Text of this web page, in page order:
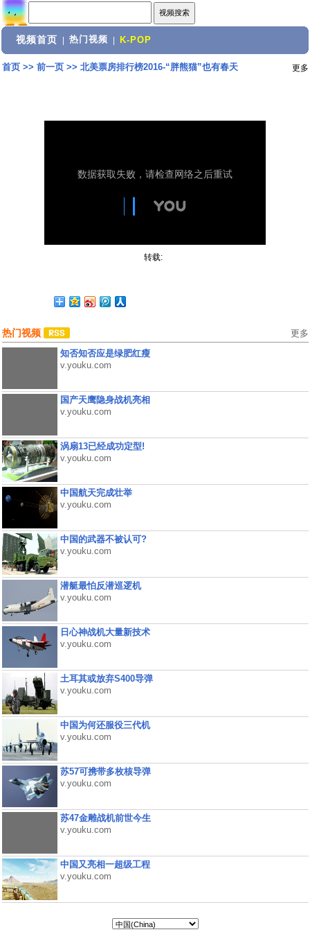
视频首页 热门视频 K-POP
首页>> 前一页>> 北美票房排行榜2016-“胖熊猫”也有春天 更多
转载:
热门视频 更多
知否知否应是绿肥红瘦
v.youku.com
国产天鹰隐身战机亮相
v.youku.com
涡扇13已经成功定型!
v.youku.com
中国航天完成壮举
v.youku.com
中国的武器不被认可?
v.youku.com
潜艇最怕反潜巡逻机
v.youku.com
日心神战机大量新技术
v.youku.com
土耳其或放弃S400导弹
v.youku.com
中国为何还服役三代机
v.youku.com
苏57可携带多枚核导弹
v.youku.com
苏47金雕战机前世今生
v.youku.com
中国又亮相一超级工程
v.youku.com